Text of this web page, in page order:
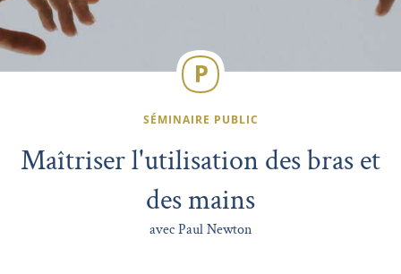
SÉMINAIRE PUBLIC
Maîtriser l'utilisation des bras et
des mains
avec Paul Newton